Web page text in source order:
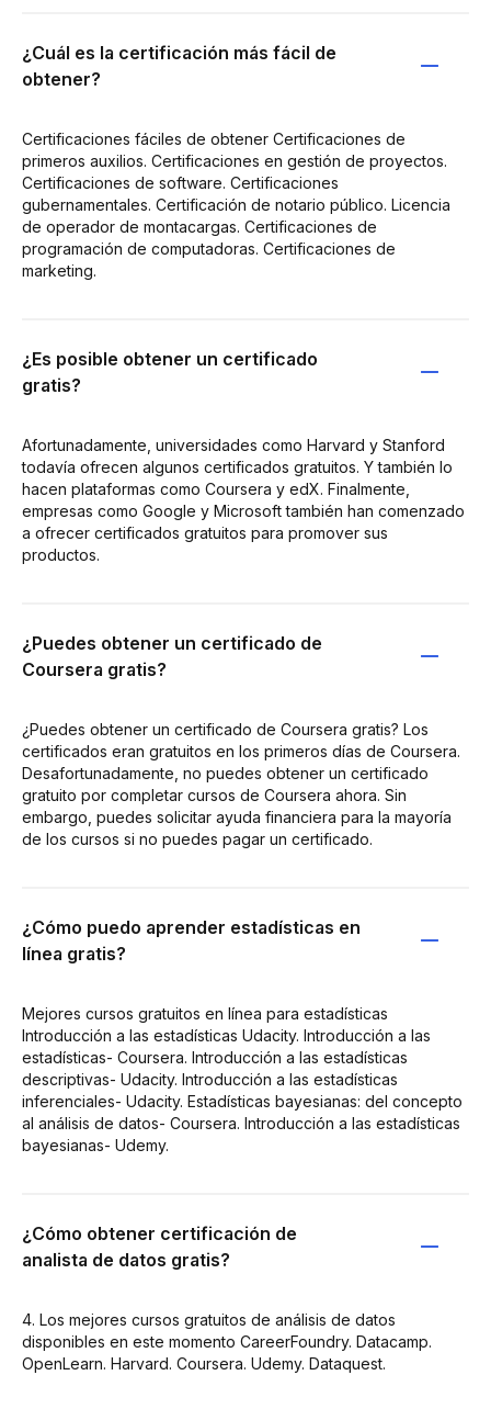
¿Cuál es la certificación más fácil de
obtener?
Certificaciones fáciles de obtener Certificaciones de
primeros auxilios. Certificaciones en gestión de proyectos.
Certificaciones de software. Certificaciones
gubernamentales. Certificación de notario público. Licencia
de operador de montacargas. Certificaciones de
programación de computadoras. Certificaciones de
marketing.
¿Es posible obtener un certificado
gratis?
Afortunadamente, universidades como Harvard y Stanford
todavía ofrecen algunos certificados gratuitos. Y también lo
hacen plataformas como Coursera y edX. Finalmente,
empresas como Google y Microsoft también han comenzado
a ofrecer certificados gratuitos para promover sus
productos.
¿Puedes obtener un certificado de
Coursera gratis?
¿Puedes obtener un certificado de Coursera gratis? Los
certificados eran gratuitos en los primeros días de Coursera.
Desafortunadamente, no puedes obtener un certificado
gratuito por completar cursos de Coursera ahora. Sin
embargo, puedes solicitar ayuda financiera para la mayoría
de los cursos si no puedes pagar un certificado.
¿Cómo puedo aprender estadísticas en
línea gratis?
Mejores cursos gratuitos en línea para estadísticas
Introducción a las estadísticas Udacity. Introducción a las
estadísticas- Coursera. Introducción a las estadísticas
descriptivas- Udacity. Introducción a las estadísticas
inferenciales- Udacity. Estadísticas bayesianas: del concepto
al análisis de datos- Coursera. Introducción a las estadísticas
bayesianas- Udemy.
¿Cómo obtener certificación de
analista de datos gratis?
4. Los mejores cursos gratuitos de análisis de datos
disponibles en este momento CareerFoundry. Datacamp.
OpenLearn. Harvard. Coursera. Udemy. Dataquest.